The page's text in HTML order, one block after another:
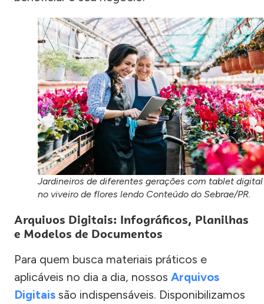
Jardineiros de diferentes gerações com tablet digital
no viveiro de flores lendo Conteúdo do Sebrae/PR.
Arquivos Digitais: Infográficos, Planilhas
e Modelos de Documentos
Para quem busca materiais práticos e
aplicáveis no dia a dia, nossos Arquivos
Digitais são indispensáveis. Disponibilizamos